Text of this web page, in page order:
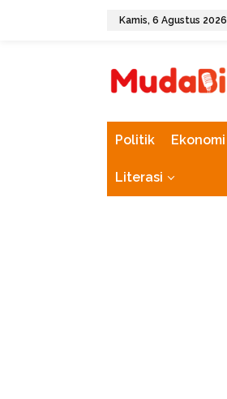
Kamis, 6 Agustus 2026
Politik Ekonomi
Literasi